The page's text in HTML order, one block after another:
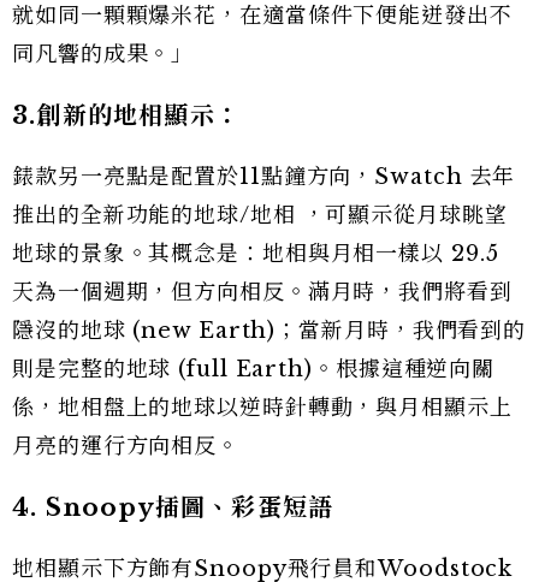
就如同一顆顆爆米花，在適當條件下便能迸發出不
同凡響的成果。」
3.創新的地相顯示：
錶款另一亮點是配置於11點鐘方向，Swatch 去年
推出的全新功能的地球/地相 ，可顯示從月球眺望
地球的景象。其概念是：地相與月相一樣以 29.5
天為一個週期，但方向相反。滿月時，我們將看到
隱沒的地球 (new Earth)；當新月時，我們看到的
則是完整的地球 (full Earth)。根據這種逆向關
係，地相盤上的地球以逆時針轉動，與月相顯示上
月亮的運行方向相反。
4. Snoopy插圖、彩蛋短語
地相顯示下方飾有Snoopy飛行員和Woodstock